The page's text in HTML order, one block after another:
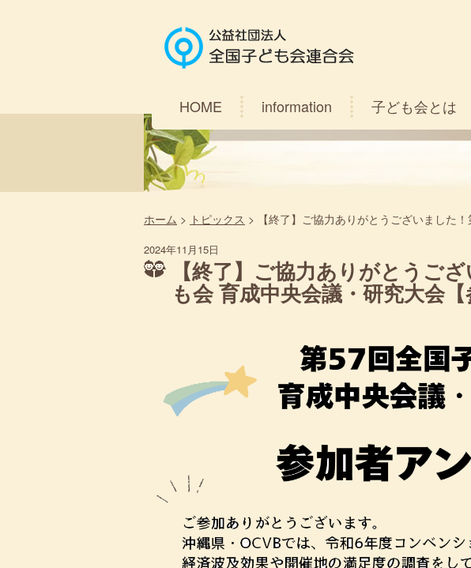
HOME information 子ども会とは
ホーム > トピックス > 【終了】ご協力ありがとうございました
2024年11月15日
【終了】ご協力ありがとうご
も会 育成中央会議・研究大会【